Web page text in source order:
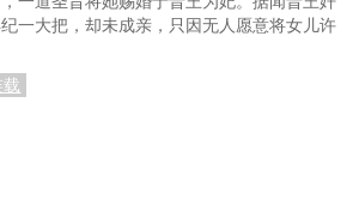
一大把，却未成亲，只因无人愿意将女儿许
载